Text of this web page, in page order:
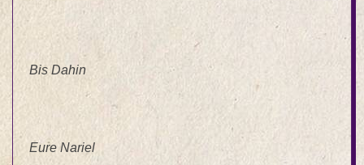
Bis Dahin
Eure Nariel